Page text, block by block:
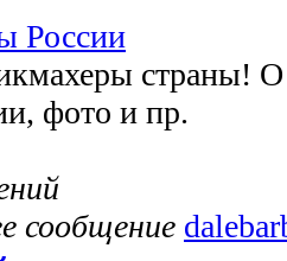
России
страны!
фото и пр.
сообщение